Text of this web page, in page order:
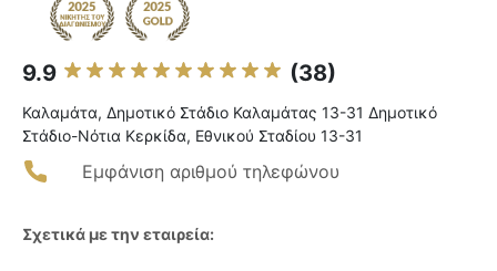
9.9 (38)
Καλαμάτα, Δημοτικό Στάδιο Καλαμάτας 13-31 Δημοτικό
Στάδιο-Νότια Κερκίδα, Εθνικού Σταδίου 13-31
Εμφάνιση αριθμού τηλεφώνου
Σχετικά με την εταιρεία: